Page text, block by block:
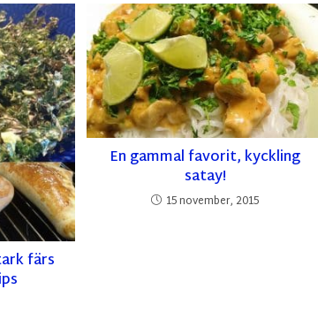
färs
En gammal favorit, kyckling
satay!
15 november, 2015